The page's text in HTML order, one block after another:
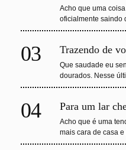
Acho que uma
oficialmente saindo
03 Trazendo de
Que saudade eu
dourados. Nesse
04 Para um lar
Acho que é uma
mais cara de casa